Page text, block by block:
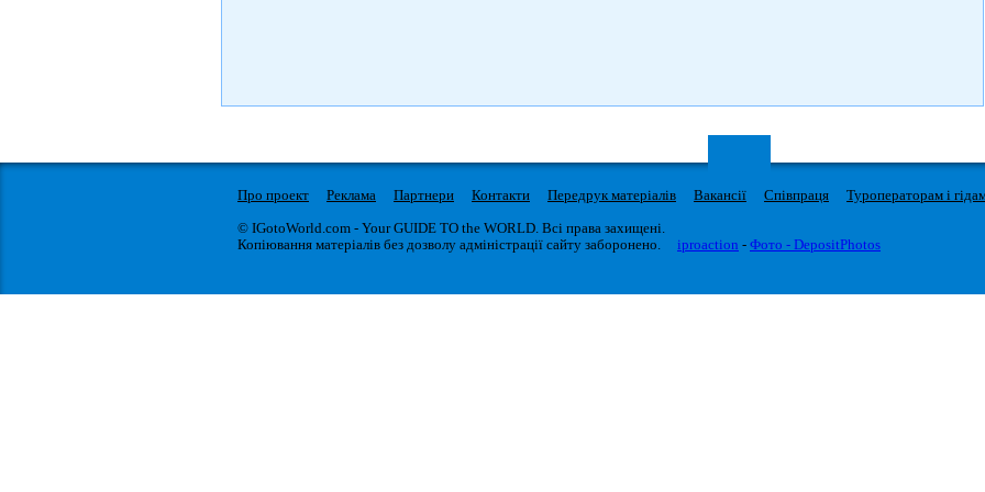
Про проект Реклама Партнери Контакти Передрук матеріалів Вакансії Співпраця Туроператорам і
© IGotoWorld.com - Your GUIDE TO the WORLD. Всі права захищені.
Копіювання матеріалів без дозволу адміністрації сайту заборонено.
iproaction - Фото - DepositPhotos